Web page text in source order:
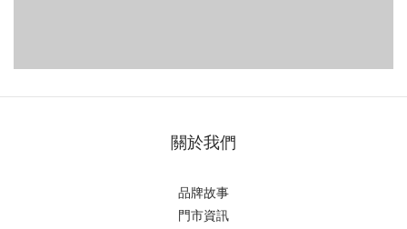
關於我們
品牌故事
門市資訊